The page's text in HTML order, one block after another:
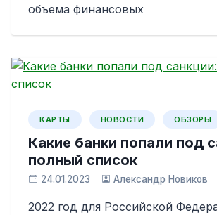
объема финансовых
КАРТЫ НОВОСТИ ОБЗОРЫ
Какие банки попали под
полный список
24.01.2023 Александр Новиков
2022 год для Российской